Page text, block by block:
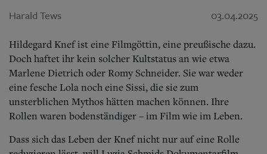
Start
Wer wir sind
Aktuelle Ausgabe
Abonnenten-Login
Abonnent werden
Abo Prämien
Archiv
Bücher
Harald Tews 03.04.2025
Hildegard Knef ist eine Filmgöttin, eine preußische dazu.
Doch haftet ihr kein solcher Kultstatus an wie etwa
Marlene Dietrich oder Romy Schneider. Sie war weder
eine fesche Lola noch eine Sissi, die sie zum
unsterblichen Mythos hätten machen können. Ihre
Rollen waren bodenständiger – im Film wie im Leben.
Dass sich das Leben der Knef nicht nur auf eine Rolle